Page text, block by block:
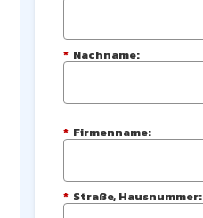
* Nachname:
* Firmenname:
* Straße, Hausnummer: